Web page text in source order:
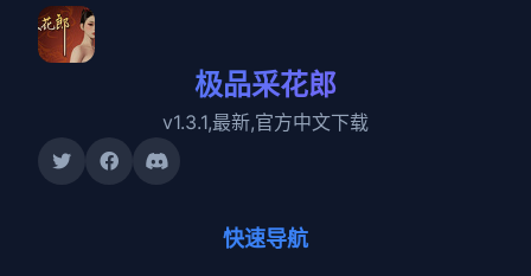
极品采花郎
v1.3.1,最新,官方中文下载
快速导航